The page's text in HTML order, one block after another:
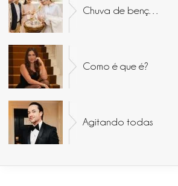
Como é que é?
Agitando todas